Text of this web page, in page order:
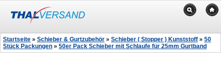
Startseite » Schieber & Gurtzubehör » Schieber ( Stopper ) Kunststoff » 50
Stück Packungen » 50er Pack Schieber mit Schlaufe für 25mm Gurtband